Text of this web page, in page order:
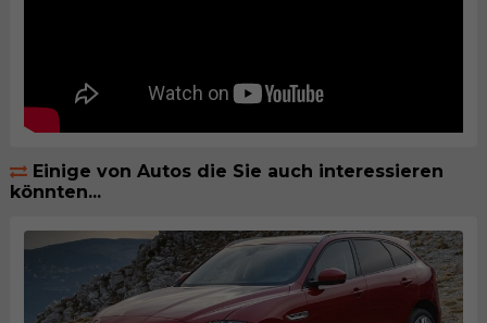
Einige von Autos die Sie auch interessieren
könnten...